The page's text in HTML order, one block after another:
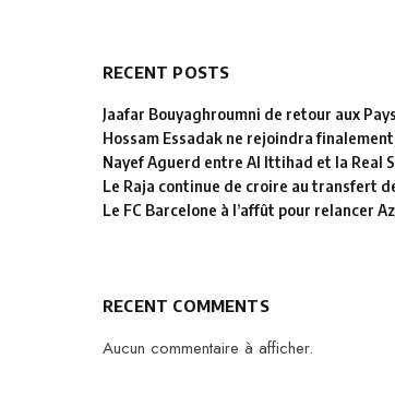
RECENT POSTS
Jaafar Bouyaghroumni de retour aux
Hossam Essadak ne rejoindra
Nayef Aguerd entre Al Ittihad et la Real
Le Raja continue de croire au transfert
Le FC Barcelone à l’affût pour relancer
RECENT COMMENTS
Aucun commentaire à afficher.